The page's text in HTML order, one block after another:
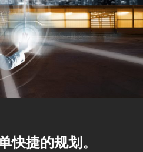
快捷的规划。